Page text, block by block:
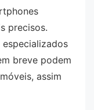
precisos.
breve podem
assim